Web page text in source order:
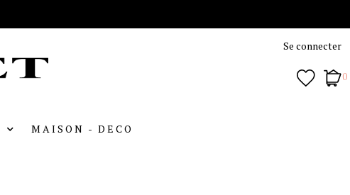
Se connecter
0
MAISON - DECO